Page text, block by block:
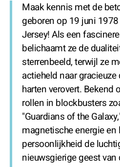
Maak kennis met de
geboren op 19 juni
Jersey! Als een
belichaamt ze de
sterrenbeeld, terwijl ze
actieheld naar
harten verovert. Bekend
rollen in blockbusters
"Guardians of the
magnetische energie en
persoonlijkheid de
nieuwsgierige geest